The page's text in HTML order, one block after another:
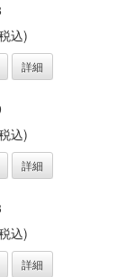
込)
詳細
込)
詳細
込)
詳細